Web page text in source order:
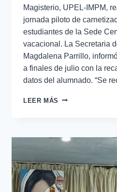
Magisterio, UPEL-IMPM,
jornada piloto de
estudiantes de la Sede
vacacional. La Secretaria
Magdalena Parrillo,
a finales de julio con la
datos del alumnado. “Se
LEER MÁS